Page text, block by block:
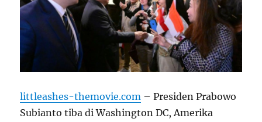
littleashes-themovie.com – Presiden Prabowo
Subianto tiba di Washington DC, Amerika